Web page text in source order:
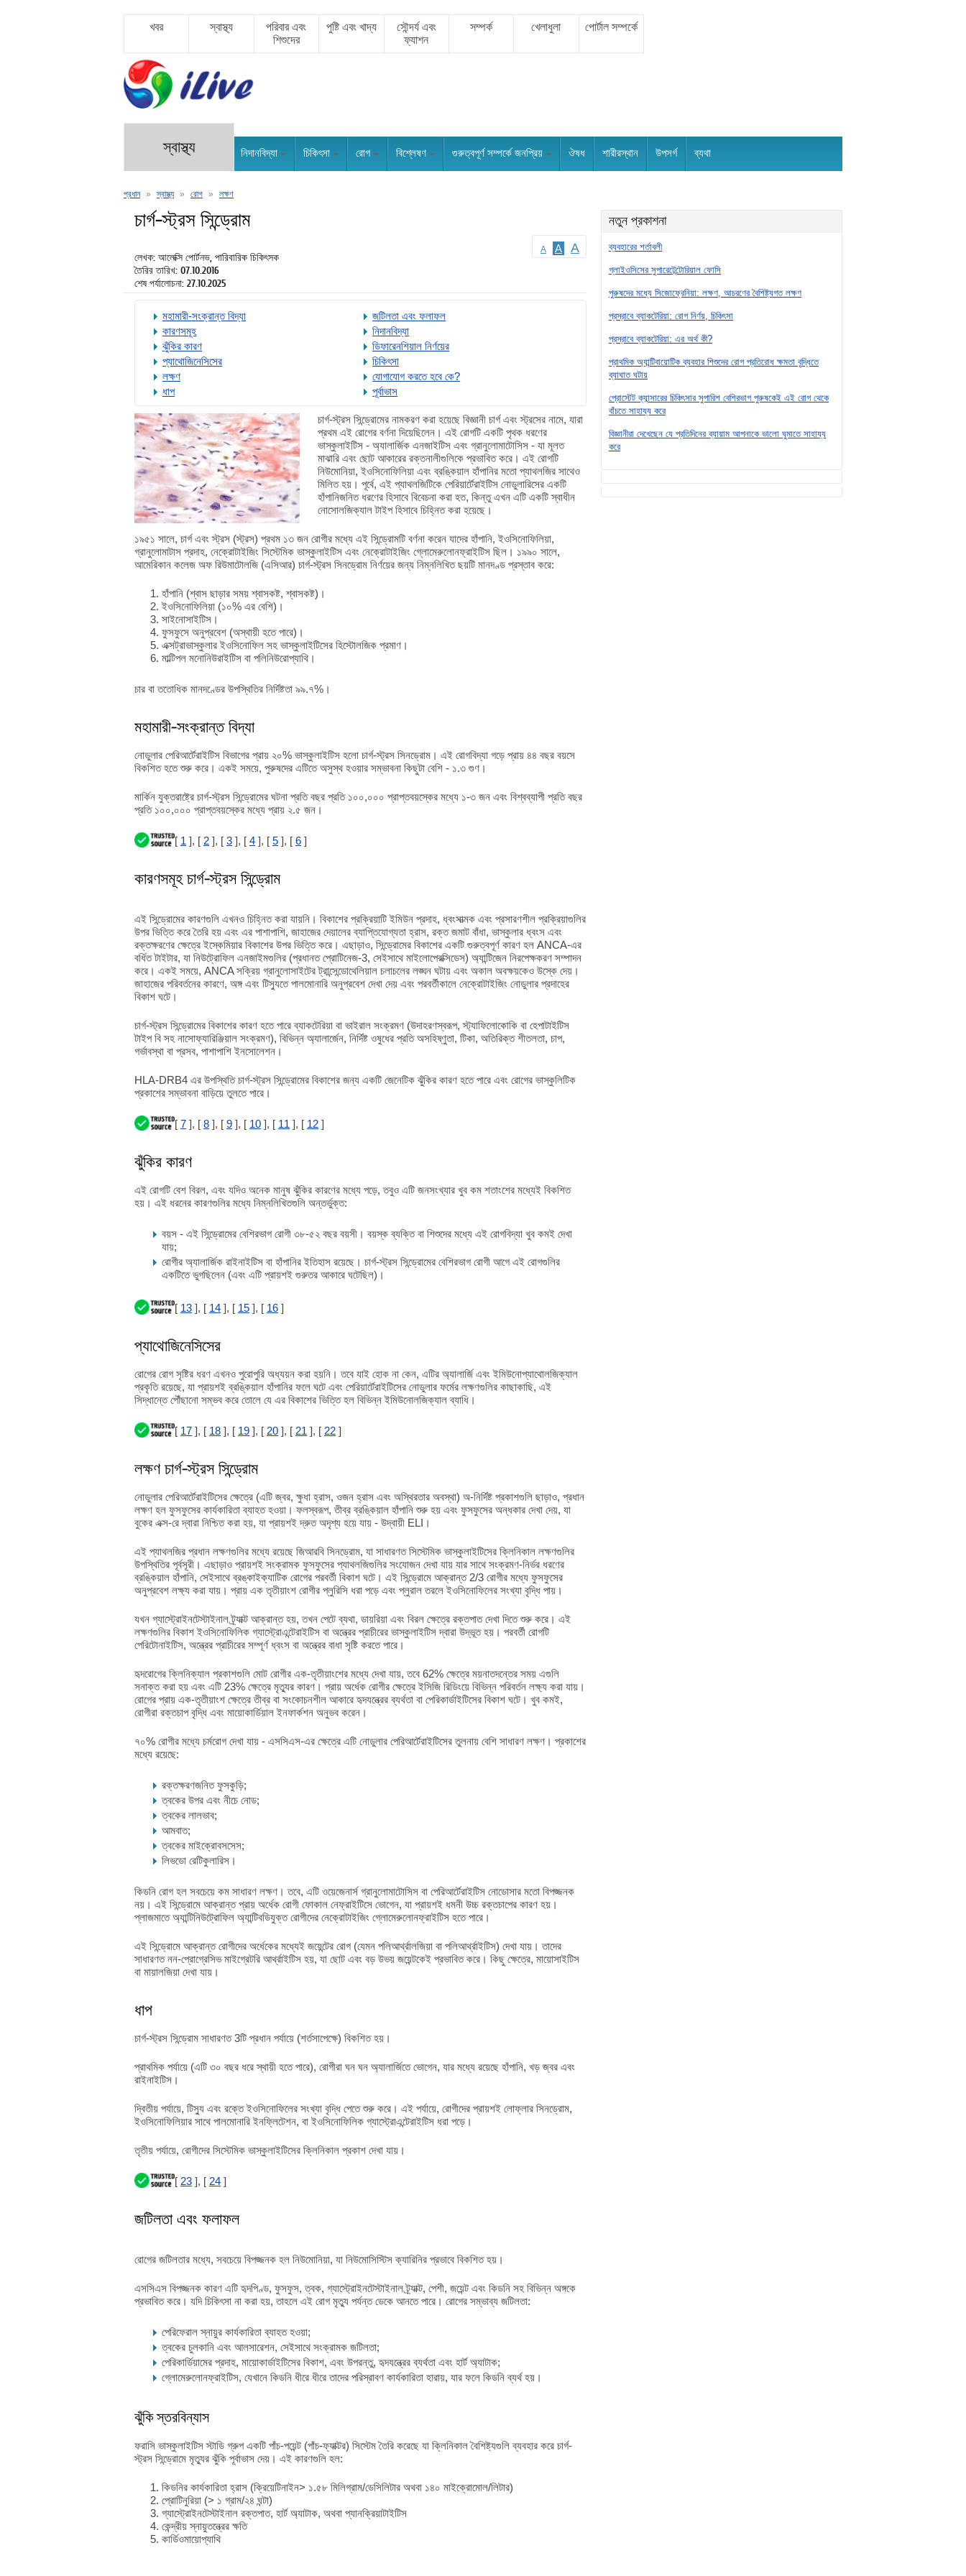
খবর স্বাস্থ্য
পরিবার এবং
শিশুদের
পুষ্টি এবং খাদ্য
সৌন্দর্য এবং
ফ্যাশন
সম্পর্ক খেলাধুলা পোর্টাল সম্পর্কে
স্বাস্থ্য নিদানবিদ্যা চিকিৎসা রোগ বিশ্লেষণ গুরুত্বপূর্ণ সম্পর্কে জনপ্রিয় ঔষধ শারীরস্থান উপসর্গ ব্যথা
প্রধান » স্বাস্থ্য » রোগ » লক্ষণ
নতুন প্রকাশনা
ব্যবহারের শর্তাবলী
গ্লাইওসিসের সুপারেটেন্টোরিয়াল ফোসি
পুরুষদের মধ্যে সিজোফ্রেনিয়া: লক্ষণ, আচরণের বৈশিষ্ট্যগত লক্ষণ
প্রস্রাবে ব্যাকটেরিয়া: রোগ নির্ণয়, চিকিৎসা
প্রস্রাবে ব্যাকটেরিয়া: এর অর্থ কী?
প্রাথমিক অ্যান্টিবায়োটিক ব্যবহার শিশুদের রোগ প্রতিরোধ ক্ষমতা বৃদ্ধিতে
ব্যাঘাত ঘটায়
প্রোস্টেট ক্যান্সারের চিকিৎসার সুপারিশ বেশিরভাগ পুরুষকেই এই রোগ থেকে
বাঁচতে সাহায্য করে
বিজ্ঞানীরা দেখেছেন যে প্রতিদিনের ব্যায়াম আপনাকে ভালো ঘুমাতে সাহায্য
করে
A A A
চার্গ-স্ট্রস সিন্ড্রোম
লেখক: আলেক্সি পোর্টনভ, পারিবারিক চিকিৎসক
তৈরির তারিখ: 07.10.2016
শেষ পর্যালোচনা: 27.10.2025
মহামারী-সংক্রান্ত বিদ্যা
কারণসমূহ
ঝুঁকির কারণ
প্যাথোজিনেসিসের
লক্ষণ
ধাপ
জটিলতা এবং ফলাফল
নিদানবিদ্যা
ডিফারেনশিয়াল নির্ণয়ের
চিকিৎসা
যোগাযোগ করতে হবে কে?
পূর্বাভাস
চার্গ-স্ট্রস সিন্ড্রোমের নামকরণ করা হয়েছে বিজ্ঞানী চার্গ এবং স্ট্রসের নামে, যারা
প্রথম এই রোগের বর্ণনা দিয়েছিলেন। এই রোগটি একটি পৃথক ধরণের
ভাস্কুলাইটিস - অ্যালার্জিক এনজাইটিস এবং গ্রানুলোমাটোসিস - যা মূলত
মাঝারি এবং ছোট আকারের রক্তনালীগুলিকে প্রভাবিত করে। এই রোগটি
নিউমোনিয়া, ইওসিনোফিলিয়া এবং ব্রঙ্কিয়াল হাঁপানির মতো প্যাথলজির সাথেও
মিলিত হয়। পূর্বে, এই প্যাথলজিটিকে পেরিয়ার্টেরাইটিস নোডুলারিসের একটি
হাঁপানিজনিত ধরণের হিসাবে বিবেচনা করা হত, কিন্তু এখন এটি একটি স্বাধীন
নোসোলজিক্যাল টাইপ হিসাবে চিহ্নিত করা হয়েছে।
১৯৫১ সালে, চার্গ এবং স্ট্রস (স্ট্রস) প্রথম ১৩ জন রোগীর মধ্যে এই সিন্ড্রোমটি বর্ণনা করেন যাদের হাঁপানি, ইওসিনোফিলিয়া,
গ্রানুলোমাটাস প্রদাহ, নেক্রোটাইজিং সিস্টেমিক ভাস্কুলাইটিস এবং নেক্রোটাইজিং গ্লোমেরুলোনফ্রাইটিস ছিল। ১৯৯০ সালে,
আমেরিকান কলেজ অফ রিউমাটোলজি (এসিআর) চার্গ-স্ট্রস সিনড্রোম নির্ণয়ের জন্য নিম্নলিখিত ছয়টি মানদণ্ড প্রস্তাব করে:
হাঁপানি (শ্বাস ছাড়ার সময় শ্বাসকষ্ট, শ্বাসকষ্ট)।
ইওসিনোফিলিয়া (১০% এর বেশি)।
সাইনোসাইটিস।
ফুসফুসে অনুপ্রবেশ (অস্থায়ী হতে পারে)।
এক্সট্রাভাস্কুলার ইওসিনোফিল সহ ভাস্কুলাইটিসের হিস্টোলজিক প্রমাণ।
মাল্টিপল মনোনিউরাইটিস বা পলিনিউরোপ্যাথি।
চার বা ততোধিক মানদণ্ডের উপস্থিতির নির্দিষ্টতা ৯৯.৭%।
মহামারী-সংক্রান্ত বিদ্যা
নোডুলার পেরিআর্টেরাইটিস বিভাগের প্রায় ২০% ভাস্কুলাইটিস হলো চার্গ-স্ট্রস সিনড্রোম। এই রোগবিদ্যা গড়ে প্রায় ৪৪ বছর বয়সে
বিকশিত হতে শুরু করে। একই সময়ে, পুরুষদের এটিতে অসুস্থ হওয়ার সম্ভাবনা কিছুটা বেশি - ১.৩ গুণ।
মার্কিন যুক্তরাষ্ট্রে চার্গ-স্ট্রস সিন্ড্রোমের ঘটনা প্রতি বছর প্রতি ১০০,০০০ প্রাপ্তবয়স্কের মধ্যে ১-৩ জন এবং বিশ্বব্যাপী প্রতি বছর
প্রতি ১০০,০০০ প্রাপ্তবয়স্কের মধ্যে প্রায় ২.৫ জন।
[ 1 ], [ 2 ], [ 3 ], [ 4 ], [ 5 ], [ 6 ]
কারণসমূহ চার্গ-স্ট্রস সিন্ড্রোম
এই সিন্ড্রোমের কারণগুলি এখনও চিহ্নিত করা যায়নি। বিকাশের প্রক্রিয়াটি ইমিউন প্রদাহ, ধ্বংসাত্মক এবং প্রসারণশীল প্রক্রিয়াগুলির
উপর ভিত্তি করে তৈরি হয় এবং এর পাশাপাশি, জাহাজের দেয়ালের ব্যাপ্তিযোগ্যতা হ্রাস, রক্ত জমাট বাঁধা, ভাস্কুলার ধ্বংস এবং
রক্তক্ষরণের ক্ষেত্রে ইস্কেমিয়ার বিকাশের উপর ভিত্তি করে। এছাড়াও, সিন্ড্রোমের বিকাশের একটি গুরুত্বপূর্ণ কারণ হল ANCA-এর
বর্ধিত টাইটার, যা নিউট্রোফিল এনজাইমগুলির (প্রধানত প্রোটিনেজ-3, সেইসাথে মাইলোপেরক্সিডেস) অ্যান্টিজেন নিরপেক্ষকরণ সম্পাদন
করে। একই সময়ে, ANCA সক্রিয় গ্রানুলোসাইটের ট্রান্সেন্ডোথেলিয়াল চলাচলের লঙ্ঘন ঘটায় এবং অকাল অবক্ষয়কেও উস্কে দেয়।
জাহাজের পরিবর্তনের কারণে, অঙ্গ এবং টিস্যুতে পালমোনারি অনুপ্রবেশ দেখা দেয় এবং পরবর্তীকালে নেক্রোটাইজিং নোডুলার প্রদাহের
বিকাশ ঘটে।
চার্গ-স্ট্রস সিন্ড্রোমের বিকাশের কারণ হতে পারে ব্যাকটেরিয়া বা ভাইরাল সংক্রমণ (উদাহরণস্বরূপ, স্ট্যাফিলোকোকি বা হেপাটাইটিস
টাইপ বি সহ নাসোফ্যারিঞ্জিয়াল সংক্রমণ), বিভিন্ন অ্যালার্জেন, নির্দিষ্ট ওষুধের প্রতি অসহিষ্ণুতা, টিকা, অতিরিক্ত শীতলতা, চাপ,
গর্ভাবস্থা বা প্রসব, পাশাপাশি ইনসোলেশন।
HLA-DRB4 এর উপস্থিতি চার্গ-স্ট্রস সিন্ড্রোমের বিকাশের জন্য একটি জেনেটিক ঝুঁকির কারণ হতে পারে এবং রোগের ভাস্কুলিটিক
প্রকাশের সম্ভাবনা বাড়িয়ে তুলতে পারে।
[ 7 ], [ 8 ], [ 9 ], [ 10 ], [ 11 ], [ 12 ]
ঝুঁকির কারণ
এই রোগটি বেশ বিরল, এবং যদিও অনেক মানুষ ঝুঁকির কারণের মধ্যে পড়ে, তবুও এটি জনসংখ্যার খুব কম শতাংশের মধ্যেই বিকশিত
হয়। এই ধরনের কারণগুলির মধ্যে নিম্নলিখিতগুলি অন্তর্ভুক্ত:
বয়স - এই সিন্ড্রোমের বেশিরভাগ রোগী ৩৮-৫২ বছর বয়সী। বয়স্ক ব্যক্তি বা শিশুদের মধ্যে এই রোগবিদ্যা খুব কমই দেখা
যায়;
রোগীর অ্যালার্জিক রাইনাইটিস বা হাঁপানির ইতিহাস রয়েছে। চার্গ-স্ট্রস সিন্ড্রোমের বেশিরভাগ রোগী আগে এই রোগগুলির
একটিতে ভুগছিলেন (এবং এটি প্রায়শই গুরুতর আকারে ঘটেছিল)।
[ 13 ], [ 14 ], [ 15 ], [ 16 ]
প্যাথোজিনেসিসের
রোগের রোগ সৃষ্টির ধরণ এখনও পুরোপুরি অধ্যয়ন করা হয়নি। তবে যাই হোক না কেন, এটির অ্যালার্জি এবং ইমিউনোপ্যাথোলজিক্যাল
প্রকৃতি রয়েছে, যা প্রায়শই ব্রঙ্কিয়াল হাঁপানির ফলে ঘটে এবং পেরিয়ার্টেরাইটিসের নোডুলার ফর্মের লক্ষণগুলির কাছাকাছি, এই
সিদ্ধান্তে পৌঁছানো সম্ভব করে তোলে যে এর বিকাশের ভিত্তি হল বিভিন্ন ইমিউনোলজিক্যাল ব্যাধি।
[ 17 ], [ 18 ], [ 19 ], [ 20 ], [ 21 ], [ 22 ]
লক্ষণ চার্গ-স্ট্রস সিন্ড্রোম
নোডুলার পেরিআর্টেরাইটিসের ক্ষেত্রে (এটি জ্বর, ক্ষুধা হ্রাস, ওজন হ্রাস এবং অস্থিরতার অবস্থা) অ-নির্দিষ্ট প্রকাশগুলি ছাড়াও, প্রধান
লক্ষণ হল ফুসফুসের কার্যকারিতা ব্যাহত হওয়া। ফলস্বরূপ, তীব্র ব্রঙ্কিয়াল হাঁপানি শুরু হয় এবং ফুসফুসের অন্ধকার দেখা দেয়, যা
বুকের এক্স-রে দ্বারা নিশ্চিত করা হয়, যা প্রায়শই দ্রুত অদৃশ্য হয়ে যায় - উদ্বায়ী ELI।
এই প্যাথলজির প্রধান লক্ষণগুলির মধ্যে রয়েছে জিআরবি সিনড্রোম, যা সাধারণত সিস্টেমিক ভাস্কুলাইটিসের ক্লিনিকাল লক্ষণগুলির
উপস্থিতির পূর্বসূরী। এছাড়াও প্রায়শই সংক্রামক ফুসফুসের প্যাথলজিগুলির সংযোজন দেখা যায় যার সাথে সংক্রমণ-নির্ভর ধরণের
ব্রঙ্কিয়াল হাঁপানি, সেইসাথে ব্রঙ্কাইক্যাটিক রোগের পরবর্তী বিকাশ ঘটে। এই সিন্ড্রোমে আক্রান্ত 2/3 রোগীর মধ্যে ফুসফুসের
অনুপ্রবেশ লক্ষ্য করা যায়। প্রায় এক তৃতীয়াংশ রোগীর প্লুরিসি ধরা পড়ে এবং প্লুরাল তরলে ইওসিনোফিলের সংখ্যা বৃদ্ধি পায়।
যখন গ্যাস্ট্রোইনটেস্টাইনাল ট্র্যাক্ট আক্রান্ত হয়, তখন পেটে ব্যথা, ডায়রিয়া এবং বিরল ক্ষেত্রে রক্তপাত দেখা দিতে শুরু করে। এই
লক্ষণগুলির বিকাশ ইওসিনোফিলিক গ্যাস্ট্রোএন্টেরাইটিস বা অন্ত্রের প্রাচীরের ভাস্কুলাইটিস দ্বারা উদ্ভূত হয়। পরবর্তী রোগটি
পেরিটোনাইটিস, অন্ত্রের প্রাচীরের সম্পূর্ণ ধ্বংস বা অন্ত্রের বাধা সৃষ্টি করতে পারে।
হৃদরোগের ক্লিনিক্যাল প্রকাশগুলি মোট রোগীর এক-তৃতীয়াংশের মধ্যে দেখা যায়, তবে 62% ক্ষেত্রে ময়নাতদন্তের সময় এগুলি
সনাক্ত করা হয় এবং এটি 23% ক্ষেত্রে মৃত্যুর কারণ। প্রায় অর্ধেক রোগীর ক্ষেত্রে ইসিজি রিডিংয়ে বিভিন্ন পরিবর্তন লক্ষ্য করা যায়।
রোগের প্রায় এক-তৃতীয়াংশ ক্ষেত্রে তীব্র বা সংকোচনশীল আকারে হৃদযন্ত্রের ব্যর্থতা বা পেরিকার্ডাইটিসের বিকাশ ঘটে। খুব কমই,
রোগীরা রক্তচাপ বৃদ্ধি এবং মায়োকার্ডিয়াল ইনফার্কশন অনুভব করেন।
৭০% রোগীর মধ্যে চর্মরোগ দেখা যায় - এসসিএস-এর ক্ষেত্রে এটি নোডুলার পেরিআর্টেরাইটিসের তুলনায় বেশি সাধারণ লক্ষণ। প্রকাশের
মধ্যে রয়েছে:
রক্তক্ষরণজনিত ফুসকুড়ি;
ত্বকের উপর এবং নীচে নোড;
ত্বকের লালভাব;
আমবাত;
ত্বকের মাইক্রোবসসেস;
লিভডো রেটিকুলারিস।
কিডনি রোগ হল সবচেয়ে কম সাধারণ লক্ষণ। তবে, এটি ওয়েজেনার্স গ্রানুলোমাটোসিস বা পেরিআর্টেরাইটিস নোডোসার মতো বিপজ্জনক
নয়। এই সিন্ড্রোমে আক্রান্ত প্রায় অর্ধেক রোগী ফোকাল নেফ্রাইটিসে ভোগেন, যা প্রায়শই ধমনী উচ্চ রক্তচাপের কারণ হয়।
প্লাজমাতে অ্যান্টিনিউট্রোফিল অ্যান্টিবডিযুক্ত রোগীদের নেক্রোটাইজিং গ্লোমেরুলোনফ্রাইটিস হতে পারে।
এই সিন্ড্রোমে আক্রান্ত রোগীদের অর্ধেকের মধ্যেই জয়েন্টের রোগ (যেমন পলিআর্থ্রালজিয়া বা পলিআর্থ্রাইটিস) দেখা যায়। তাদের
সাধারণত নন-প্রোগ্রেসিভ মাইগ্রেটরি আর্থ্রাইটিস হয়, যা ছোট এবং বড় উভয় জয়েন্টকেই প্রভাবিত করে। কিছু ক্ষেত্রে, মায়োসাইটিস
বা মায়ালজিয়া দেখা যায়।
ধাপ
চার্গ-স্ট্রস সিন্ড্রোম সাধারণত 3টি প্রধান পর্যায়ে (শর্তসাপেক্ষে) বিকশিত হয়।
প্রাথমিক পর্যায়ে (এটি ৩০ বছর ধরে স্থায়ী হতে পারে), রোগীরা ঘন ঘন অ্যালার্জিতে ভোগেন, যার মধ্যে রয়েছে হাঁপানি, খড় জ্বর এবং
রাইনাইটিস।
দ্বিতীয় পর্যায়ে, টিস্যু এবং রক্তে ইওসিনোফিলের সংখ্যা বৃদ্ধি পেতে শুরু করে। এই পর্যায়ে, রোগীদের প্রায়শই লোফ্লার সিনড্রোম,
ইওসিনোফিলিয়ার সাথে পালমোনারি ইনফ্লিটেশন, বা ইওসিনোফিলিক গ্যাস্ট্রোএন্টেরাইটিস ধরা পড়ে।
তৃতীয় পর্যায়ে, রোগীদের সিস্টেমিক ভাস্কুলাইটিসের ক্লিনিকাল প্রকাশ দেখা যায়।
[ 23 ], [ 24 ]
জটিলতা এবং ফলাফল
রোগের জটিলতার মধ্যে, সবচেয়ে বিপজ্জনক হল নিউমোনিয়া, যা নিউমোসিস্টিস ক্যারিনির প্রভাবে বিকশিত হয়।
এসসিএস বিপজ্জনক কারণ এটি হৃদপিণ্ড, ফুসফুস, ত্বক, গ্যাস্ট্রোইনটেস্টাইনাল ট্র্যাক্ট, পেশী, জয়েন্ট এবং কিডনি সহ বিভিন্ন অঙ্গকে
প্রভাবিত করে। যদি চিকিৎসা না করা হয়, তাহলে এই রোগ মৃত্যু পর্যন্ত ডেকে আনতে পারে। রোগের সম্ভাব্য জটিলতা:
পেরিফেরাল স্নায়ুর কার্যকারিতা ব্যাহত হওয়া;
ত্বকের চুলকানি এবং আলসারেশন, সেইসাথে সংক্রামক জটিলতা;
পেরিকার্ডিয়ামের প্রদাহ, মায়োকার্ডাইটিসের বিকাশ, এবং উপরন্তু, হৃদযন্ত্রের ব্যর্থতা এবং হার্ট অ্যাটাক;
গ্লোমেরুলোনফ্রাইটিস, যেখানে কিডনি ধীরে ধীরে তাদের পরিস্রাবণ কার্যকারিতা হারায়, যার ফলে কিডনি ব্যর্থ হয়।
ঝুঁকি স্তরবিন্যাস
ফরাসি ভাস্কুলাইটিস স্টাডি গ্রুপ একটি পাঁচ-পয়েন্ট (পাঁচ-ফ্যাক্টর) সিস্টেম তৈরি করেছে যা ক্লিনিকাল বৈশিষ্ট্যগুলি ব্যবহার করে চার্গ-
স্ট্রস সিন্ড্রোমে মৃত্যুর ঝুঁকি পূর্বাভাস দেয়। এই কারণগুলি হল:
কিডনির কার্যকারিতা হ্রাস (ক্রিয়েটিনাইন> ১.৫৮ মিলিগ্রাম/ডেসিলিটার অথবা ১৪০ মাইক্রোমোল/লিটার)
প্রোটিনুরিয়া (> ১ গ্রাম/২৪ ঘন্টা)
গ্যাস্ট্রোইনটেস্টাইনাল রক্তপাত, হার্ট অ্যাটাক, অথবা প্যানক্রিয়াটাইটিস
কেন্দ্রীয় স্নায়ুতন্ত্রের ক্ষতি
কার্ডিওমায়োপ্যাথি